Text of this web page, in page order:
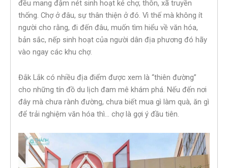
đều mang đậm nét sinh hoạt kẻ chợ, thôn, xã truyền
thống. Chợ ở đâu, sự thân thiện ở đó. Vì thế mà không ít
người cho rằng, đi đến đâu, muốn tìm hiểu về văn hóa,
bản sắc, nếp sinh hoạt của người dân địa phương đó hãy
vào ngay các khu chợ.
Đắk Lắk có nhiều địa điểm được xem là “thiên đường”
cho những tín đồ du lịch đam mê khám phá. Nếu đến nơi
đây mà chưa rành đường, chưa biết mua gì làm quà, ăn gì
để trải nghiệm văn hóa thì… chợ là gợi ý đầu tiên.